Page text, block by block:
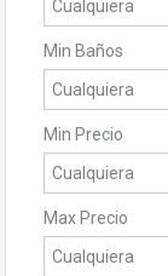
Min Baños
Min Precio
Max Precio